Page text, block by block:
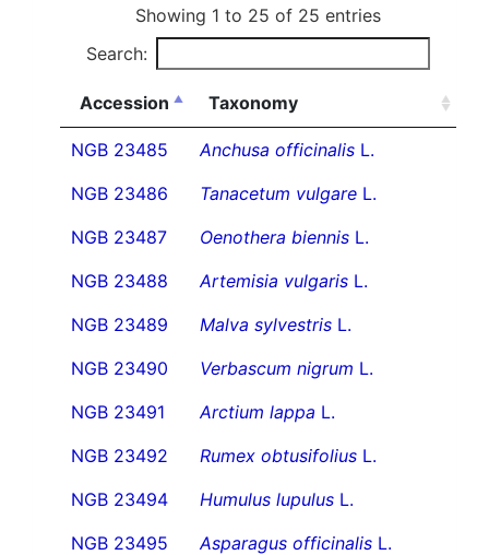
Showing 1 to 25 of 25 entries
Search:
Accession Taxonomy
NGB 23485 Anchusa officinalis L.
NGB 23486
Tanacetum vulgare L.
NGB 23487
Oenothera biennis L.
NGB 23488
Artemisia vulgaris L.
NGB 23489
Malva sylvestris L.
NGB 23490
Verbascum nigrum L.
NGB 23491
Arctium lappa L.
NGB 23492
Rumex obtusifolius L.
NGB 23494
Humulus lupulus L.
NGB 23495
Asparagus officinalis L.